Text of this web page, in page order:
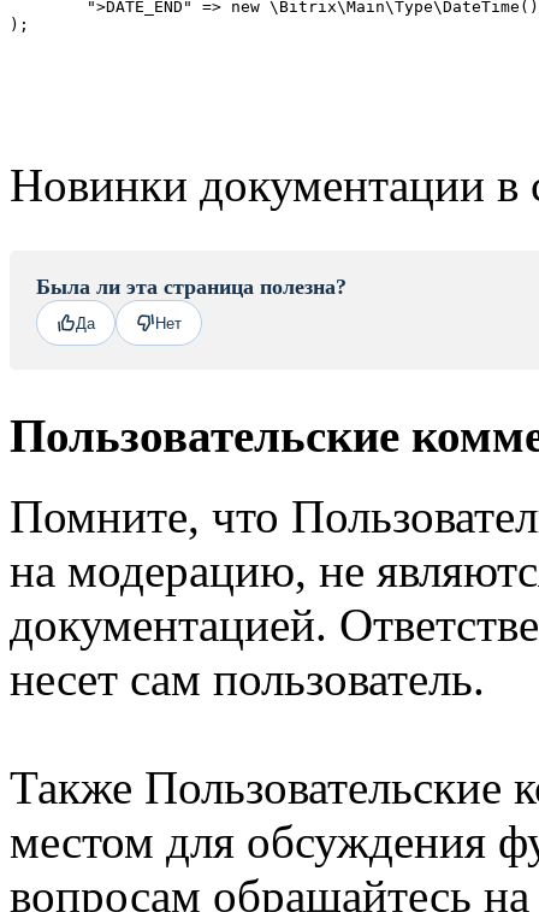
);
Новинки документации в
Была ли эта страница полезна?
Да Нет
Пользовательские
Помните, что
на модерацию, не
документацией.
несет сам пользователь.
Также Пользовательские
местом для обсуждения
вопросам обращайтесь